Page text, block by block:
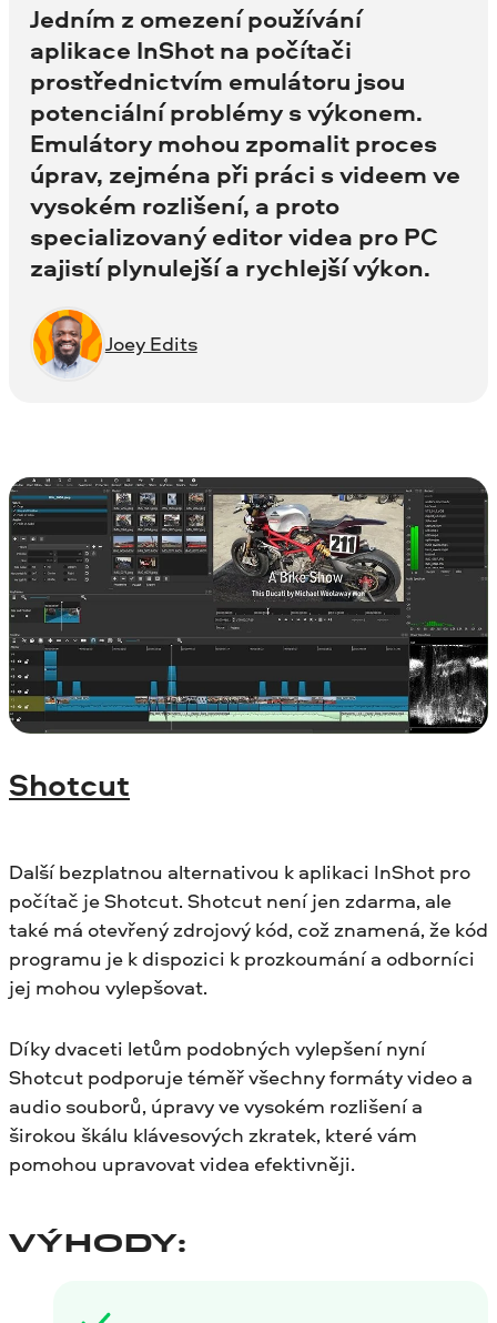
Jedním z omezení používání
aplikace InShot na počítači
prostřednictvím emulátoru jsou
potenciální problémy s výkonem.
Emulátory mohou zpomalit proces
úprav, zejména při práci s videem ve
vysokém rozlišení, a proto
specializovaný editor videa pro PC
zajistí plynulejší a rychlejší výkon.
Joey Edits
Shotcut
Další bezplatnou alternativou k aplikaci InShot pro
počítač je Shotcut. Shotcut není jen zdarma, ale
také má otevřený zdrojový kód, což znamená, že kód
programu je k dispozici k prozkoumání a odborníci
jej mohou vylepšovat.
Díky dvaceti letům podobných vylepšení nyní
Shotcut podporuje téměř všechny formáty video a
audio souborů, úpravy ve vysokém rozlišení a
širokou škálu klávesových zkratek, které vám
pomohou upravovat videa efektivněji.
VÝHODY: